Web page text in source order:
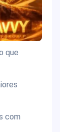
que
com